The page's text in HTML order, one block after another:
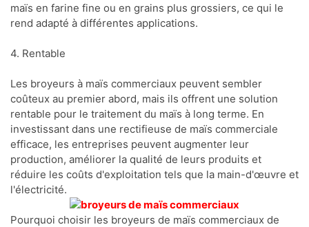
maïs en farine fine ou en grains plus grossiers, ce qui le
rend adapté à différentes applications.
4. Rentable
Les broyeurs à maïs commerciaux peuvent sembler
coûteux au premier abord, mais ils offrent une solution
rentable pour le traitement du maïs à long terme. En
investissant dans une rectifieuse de maïs commerciale
efficace, les entreprises peuvent augmenter leur
production, améliorer la qualité de leurs produits et
réduire les coûts d'exploitation tels que la main-d'œuvre et
l'électricité.
Pourquoi choisir les broyeurs de maïs commerciaux de